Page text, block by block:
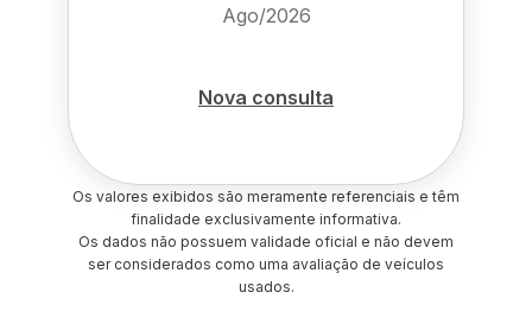
Ago/2026
Nova consulta
Os valores exibidos são meramente referenciais e têm
finalidade exclusivamente informativa.
Os dados não possuem validade oficial e não devem
ser considerados como uma avaliação de veículos
usados.